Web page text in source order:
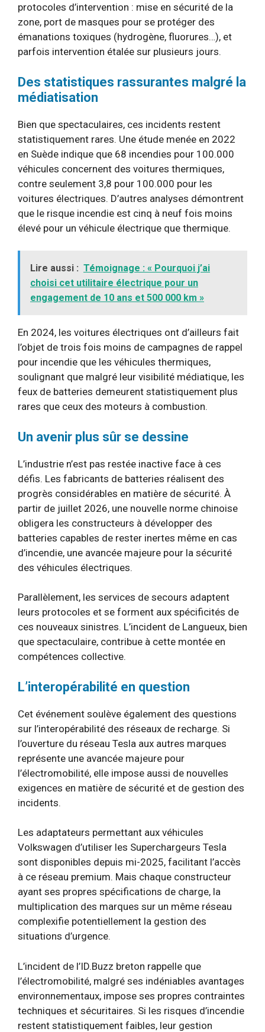
protocoles d’intervention : mise en sécurité de la
zone, port de masques pour se protéger des
émanations toxiques (hydrogène, fluorures…), et
parfois intervention étalée sur plusieurs jours.
Des statistiques rassurantes malgré la
médiatisation
Bien que spectaculaires, ces incidents restent
statistiquement rares. Une étude menée en 2022
en Suède indique que 68 incendies pour 100.000
véhicules concernent des voitures thermiques,
contre seulement 3,8 pour 100.000 pour les
voitures électriques. D’autres analyses démontrent
que le risque incendie est cinq à neuf fois moins
élevé pour un véhicule électrique que thermique.
Lire aussi : Témoignage : « Pourquoi j’ai
choisi cet utilitaire électrique pour un
engagement de 10 ans et 500 000 km »
En 2024, les voitures électriques ont d’ailleurs fait
l’objet de trois fois moins de campagnes de rappel
pour incendie que les véhicules thermiques,
soulignant que malgré leur visibilité médiatique, les
feux de batteries demeurent statistiquement plus
rares que ceux des moteurs à combustion.
Un avenir plus sûr se dessine
L’industrie n’est pas restée inactive face à ces
défis. Les fabricants de batteries réalisent des
progrès considérables en matière de sécurité. À
partir de juillet 2026, une nouvelle norme chinoise
obligera les constructeurs à développer des
batteries capables de rester inertes même en cas
d’incendie, une avancée majeure pour la sécurité
des véhicules électriques.
Parallèlement, les services de secours adaptent
leurs protocoles et se forment aux spécificités de
ces nouveaux sinistres. L’incident de Langueux, bien
que spectaculaire, contribue à cette montée en
compétences collective.
L’interopérabilité en question
Cet événement soulève également des questions
sur l’interopérabilité des réseaux de recharge. Si
l’ouverture du réseau Tesla aux autres marques
représente une avancée majeure pour
l’électromobilité, elle impose aussi de nouvelles
exigences en matière de sécurité et de gestion des
incidents.
Les adaptateurs permettant aux véhicules
Volkswagen d’utiliser les Superchargeurs Tesla
sont disponibles depuis mi-2025, facilitant l’accès
à ce réseau premium. Mais chaque constructeur
ayant ses propres spécifications de charge, la
multiplication des marques sur un même réseau
complexifie potentiellement la gestion des
situations d’urgence.
L’incident de l’ID.Buzz breton rappelle que
l’électromobilité, malgré ses indéniables avantages
environnementaux, impose ses propres contraintes
techniques et sécuritaires. Si les risques d’incendie
restent statistiquement faibles, leur gestion